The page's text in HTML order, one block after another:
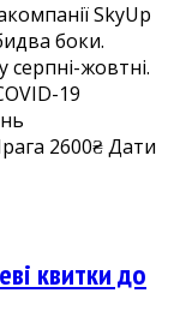
SkyUp
боки.
серпні-жовтні.
19
2600₴ Дати
квитки до